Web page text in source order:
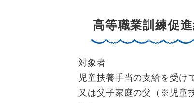
高等職業訓練促
対象者
児童扶養手当の支給を受け
又は父子家庭の父（※児童